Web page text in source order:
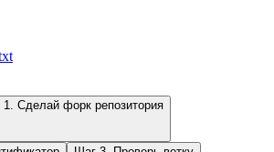
1. Сделай форк репозитория